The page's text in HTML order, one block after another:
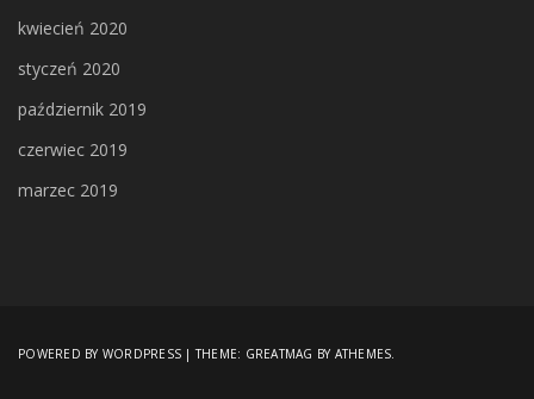
kwiecień 2020
styczeń 2020
październik 2019
czerwiec 2019
marzec 2019
POWERED BY WORDPRESS |THEME: GREATMAG BY ATHEMES.